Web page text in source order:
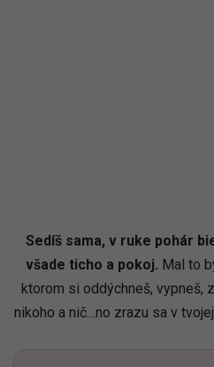
Sedíš sama, v ruke pohár
všade ticho a pokoj. Mal to
ktorom si oddýchneš, vypneš,
nikoho a nič…no zrazu sa v